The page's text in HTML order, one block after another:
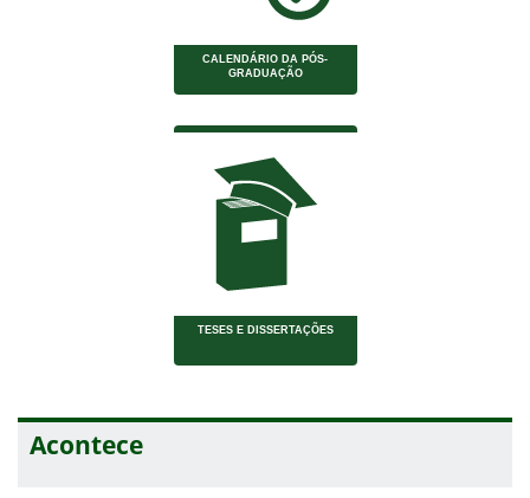
CALENDÁRIO DA PÓS-
GRADUAÇÃO
TESES E DISSERTAÇÕES
Acontece